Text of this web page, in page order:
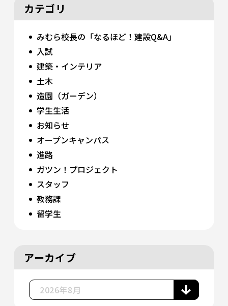
カテゴリ
みむら校長の「なるほど！建設Q&A」
入試
建築・インテリア
土木
造園（ガーデン）
学生生活
お知らせ
オープンキャンパス
進路
ガツン！プロジェクト
スタッフ
教務課
留学生
アーカイブ